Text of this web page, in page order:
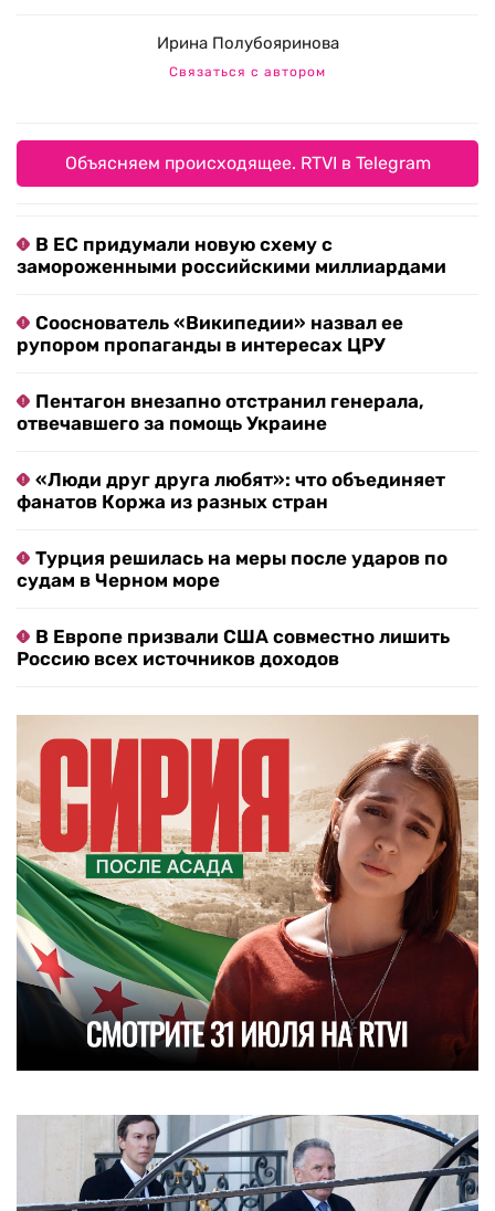
Ирина Полубояринова
Связаться с автором
Объясняем происходящее. RTVI в Telegram
В ЕС придумали новую схему с
замороженными российскими миллиардами
Сооснователь «Википедии» назвал ее
рупором пропаганды в интересах ЦРУ
Пентагон внезапно отстранил генерала,
отвечавшего за помощь Украине
«Люди друг друга любят»: что объединяет
фанатов Коржа из разных стран
Турция решилась на меры после ударов по
судам в Черном море
В Европе призвали США совместно лишить
Россию всех источников доходов